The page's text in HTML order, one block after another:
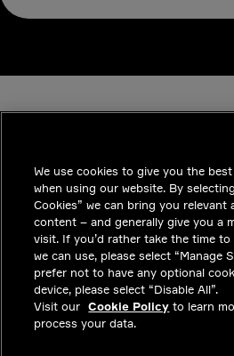
INDUSTRIES
INSIGHTS
MEGOLDÁSOK
KARRIER
BEFEKTETŐK
We use cookies to give you the
when using our website. By
Cookies” we can bring you relevant
content – and generally give you a
visit. If you’d rather take the time
we can use, please select “Manage
prefer not to have any optional
device, please select “Disable All”.
Visit our Cookie Policy to learn
process your data.